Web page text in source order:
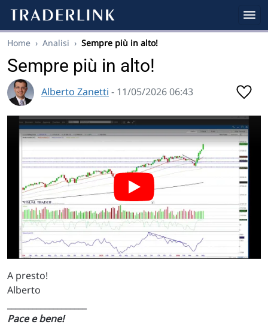
Home › Analisi › Sempre più in alto!
Sempre più in alto!
Alberto Zanetti - 11/05/2026 06:43
A presto!
Alberto
Pace e bene!